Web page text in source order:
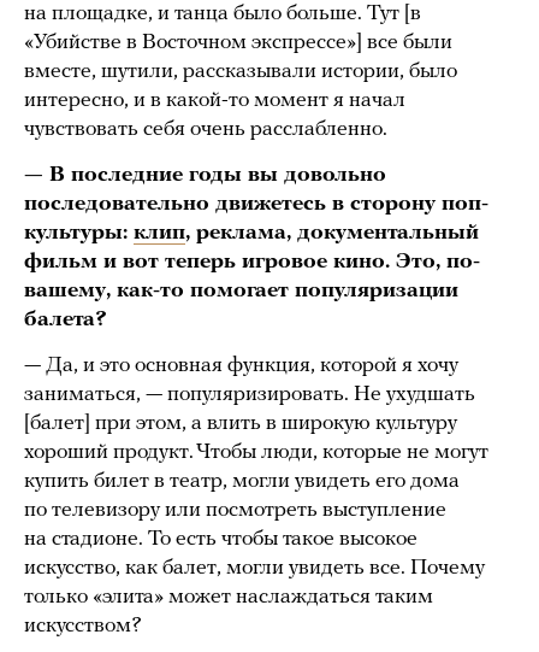
на площадке, и танца было больше. Тут [в
«Убийстве в Восточном экспрессе»] все были
вместе, шутили, рассказывали истории, было
интересно, и в какой-то момент я начал
чувствовать себя очень расслабленно.
— В последние годы вы довольно
последовательно движетесь в сторону поп-
культуры: клип, реклама, документальный
фильм и вот теперь игровое кино. Это, по-
вашему, как-то помогает популяризации
балета?
— Да, и это основная функция, которой я хочу
заниматься, — популяризировать. Не ухудшать
[балет] при этом, а влить в широкую культуру
хороший продукт. Чтобы люди, которые не могут
купить билет в театр, могли увидеть его дома
по телевизору или посмотреть выступление
на стадионе. То есть чтобы такое высокое
искусство, как балет, могли увидеть все. Почему
только «элита» может наслаждаться таким
искусством?